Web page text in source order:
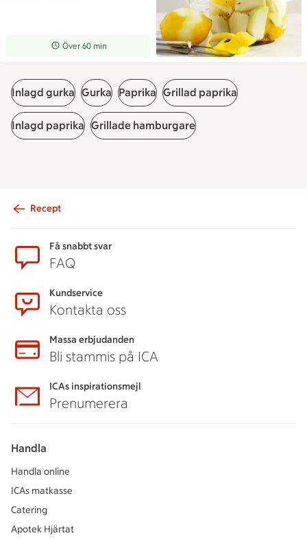
Receptet tar Över 60 min att tillaga
Över 60 min
Inlagd gurka Gurka Paprika Grillad paprika
Inlagd paprika Grillade hamburgare
Recept
Få snabbt svar
FAQ
Kundservice
Kontakta oss
Massa erbjudanden
Bli stammis på ICA
ICAs inspirationsmejl
Prenumerera
Handla
Handla online
ICAs matkasse
Catering
Apotek Hjärtat